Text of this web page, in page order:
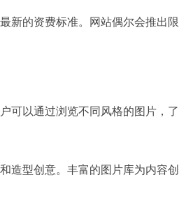
新的资费标准。网站偶尔会推出限
可以通过浏览不同风格的图片，了
造型创意。丰富的图片库为内容创